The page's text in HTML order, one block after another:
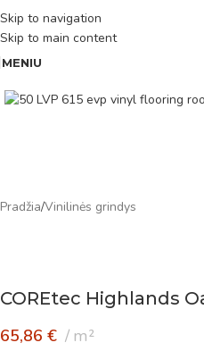
Skip to navigation
Skip to main content
MENIU
Pradžia/Vinilinės grindys
COREtec Highlands
65,86 € m²